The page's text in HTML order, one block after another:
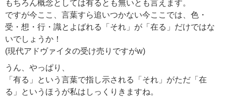
もちろん概念としては有るとも無いとも言えます。
ですが今ここ、言葉すら追いつかない今ここでは、色・
受・想・行・識とよばれる「それ」が「在る」だけではな
いでしょうか！
(現代アドヴァイタの受け売りですがw)
うん、やっぱり、
「有る」という言葉で指し示される「それ」がただ「在
る」というほうが私はしっくりきますね。